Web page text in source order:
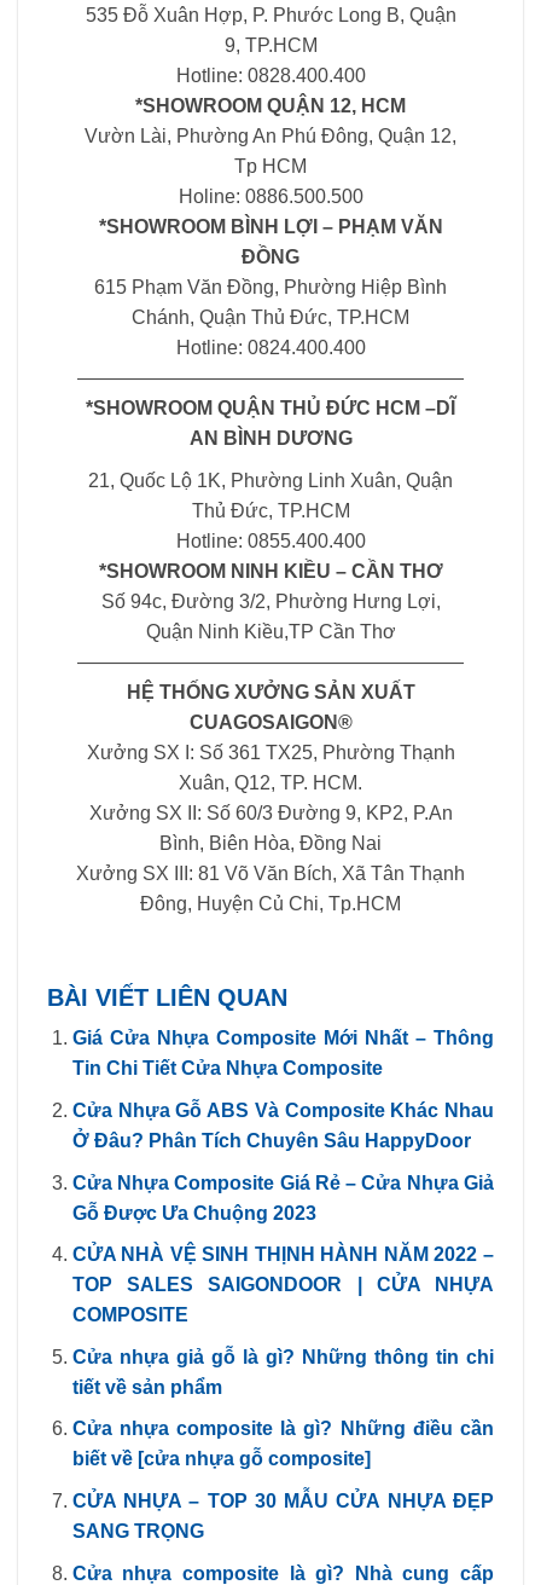
535 Đỗ Xuân Hợp, P. Phước Long B, Quận
9, TP.HCM
Hotline: 0828.400.400
*SHOWROOM QUẬN 12, HCM
Vườn Lài, Phường An Phú Đông, Quận 12,
Tp HCM
Holine: 0886.500.500
*SHOWROOM BÌNH LỢI – PHẠM VĂN
ĐỒNG
615 Phạm Văn Đồng, Phường Hiệp Bình
Chánh, Quận Thủ Đức, TP.HCM
Hotline: 0824.400.400
————————————————————
*SHOWROOM QUẬN THỦ ĐỨC HCM –DĨ
AN BÌNH DƯƠNG
21, Quốc Lộ 1K, Phường Linh Xuân, Quận
Thủ Đức, TP.HCM
Hotline: 0855.400.400
*SHOWROOM NINH KIỀU – CẦN THƠ
Số 94c, Đường 3/2, Phường Hưng Lợi,
Quận Ninh Kiều,TP Cần Thơ
————————————————————
HỆ THỐNG XƯỞNG SẢN XUẤT
CUAGOSAIGON®
Xưởng SX I: Số 361 TX25, Phường Thạnh
Xuân, Q12, TP. HCM.
Xưởng SX II: Số 60/3 Đường 9, KP2, P.An
Bình, Biên Hòa, Đồng Nai
Xưởng SX III: 81 Võ Văn Bích, Xã Tân Thạnh
Đông, Huyện Củ Chi, Tp.HCM
BÀI VIẾT LIÊN QUAN
Giá Cửa Nhựa Composite Mới Nhất – Thông
Tin Chi Tiết Cửa Nhựa Composite
Cửa Nhựa Gỗ ABS Và Composite Khác Nhau
Ở Đâu? Phân Tích Chuyên Sâu HappyDoor
Cửa Nhựa Composite Giá Rẻ – Cửa Nhựa Giả
Gỗ Được Ưa Chuộng 2023
CỬA NHÀ VỆ SINH THỊNH HÀNH NĂM 2022 –
TOP SALES SAIGONDOOR | CỬA NHỰA
COMPOSITE
Cửa nhựa giả gỗ là gì? Những thông tin chi
tiết về sản phẩm
Cửa nhựa composite là gì? Những điều cần
biết về [cửa nhựa gỗ composite]
CỬA NHỰA – TOP 30 MẪU CỬA NHỰA ĐẸP
SANG TRỌNG
Cửa nhựa composite là gì? Nhà cung cấp